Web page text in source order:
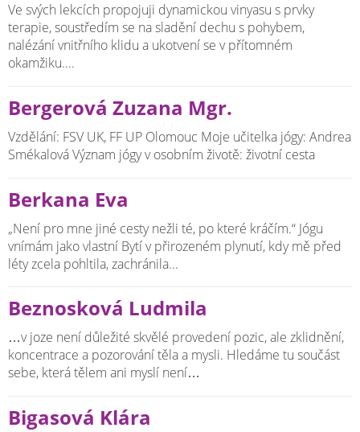
Ve svých lekcích propojuji dynamickou vinyasu s prvky
terapie, soustředím se na sladění dechu s pohybem,
nalézání vnitřního klidu a ukotvení se v přítomném
okamžiku....
Bergerová Zuzana Mgr.
Vzdělání: FSV UK, FF UP Olomouc Moje učitelka jógy: Andrea
Smékalová Význam jógy v osobním životě: životní cesta
Berkana Eva
„Není pro mne jiné cesty nežli té, po které kráčím.“ Jógu
vnímám jako vlastní Bytí v přirozeném plynutí, kdy mě před
léty zcela pohltila, zachránila...
Beznosková Ludmila
…v joze není důležité skvělé provedení pozic, ale zklidnění,
koncentrace a pozorování těla a mysli. Hledáme tu součást
sebe, která tělem ani myslí není…
Bigasová Klára